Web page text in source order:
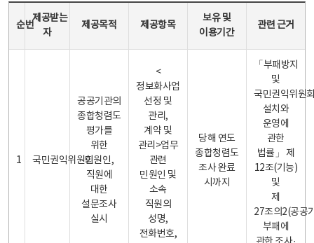
순번
제공받는
자
제공목적 제공항목
보유 및
이용기간
관련 근거
1 국민권익위원회
공공기관의
종합청렴도
평가를
위한
민원인,
직원에
대한
설문조사
실시
<
정보화사업
선정 및
관리,
계약 및
관리>업무
관련
민원인 및
소속
직원의
성명,
전화번호,
당해 연도
종합청렴도
조사 완료
시까지
「부패방지
및
국민권익위원
설치와
운영에
관한
법률」 제
12조(기능)
및
제
27조의2(공공
부패에